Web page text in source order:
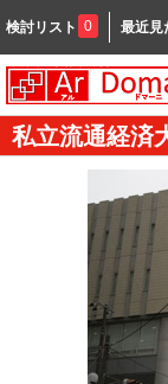
検討リスト 0 最近見
私立流通経済